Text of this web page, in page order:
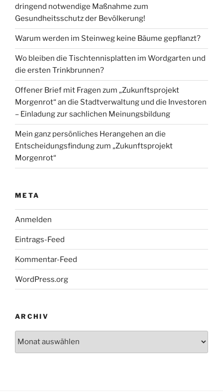
dringend notwendige Maßnahme zum
Gesundheitsschutz der Bevölkerung!
Warum werden im Steinweg keine Bäume gepflanzt?
Wo bleiben die Tischtennisplatten im Wordgarten und
die ersten Trinkbrunnen?
Offener Brief mit Fragen zum „Zukunftsprojekt
Morgenrot“ an die Stadtverwaltung und die Investoren
– Einladung zur sachlichen Meinungsbildung
Mein ganz persönliches Herangehen an die
Entscheidungsfindung zum „Zukunftsprojekt
Morgenrot“
META
Anmelden
Eintrags-Feed
Kommentar-Feed
WordPress.org
ARCHIV